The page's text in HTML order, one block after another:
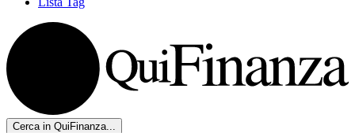
Cerca in QuiFinanza...